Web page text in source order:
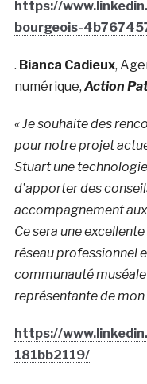
https://
bourgeois-
. Bianca Cadieux,
numérique, Action
« Je souhaite des
pour notre projet
Stuart une
d’apporter des
accompagnement
Ce sera une
réseau professionnel
communauté
représentante de mon
https://
181bb2119/